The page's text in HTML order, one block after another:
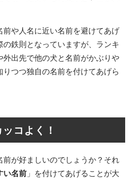
前や人名に近い名前を避けてあげ
の鉄則となっていますが、ランキ
外出先で他の犬と名前がかぶりや
つつ独自の名前を付けてあげら
コよく！
前が好ましいのでしょうか？それ
い名前 」を付けてあげることが大